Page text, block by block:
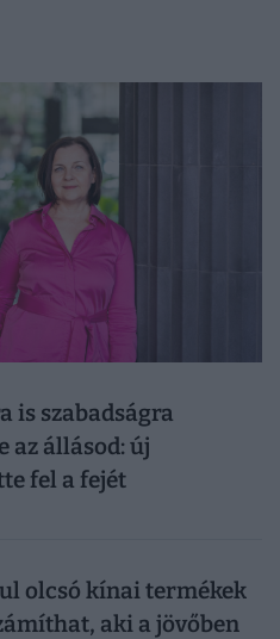
is szabadságra
az állásod: új
fel a fejét
olcsó kínai termékek
aki a jövőben